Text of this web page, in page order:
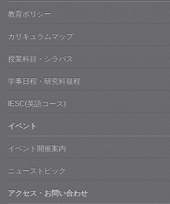
教育ポリシー
カリキュラムマップ
授業科目・シラバス
学事日程・研究科規程
IESC(英語コース)
イベント
イベント開催案内
ニューストピック
アクセス・お問い合わせ